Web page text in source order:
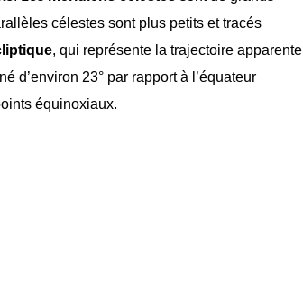
célestes sont plus petits et tracés
, qui représente la trajectoire apparente
d’environ 23° par rapport à l’équateur
équinoxiaux.